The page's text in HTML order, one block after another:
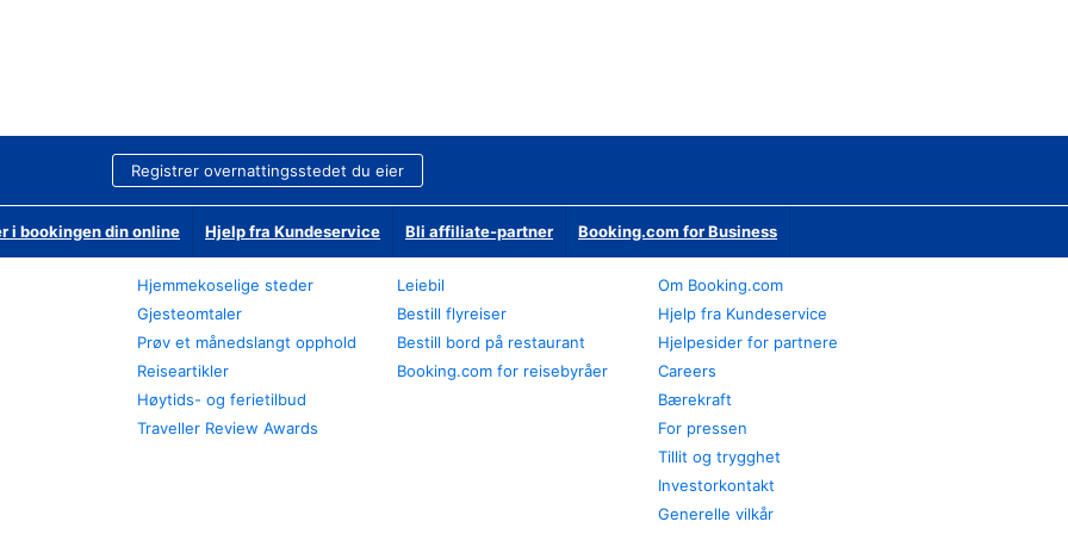
Registrer overnattingsstedet du eier
i bookingen din online Hjelp fra Kundeservice Bli affiliate-partner Booking.com for Business
Hjemmekoselige steder
Gjesteomtaler
Prøv et månedslangt opphold
Reiseartikler
Høytids- og ferietilbud
Traveller Review Awards
Leiebil
Bestill flyreiser
Bestill bord på restaurant
Booking.com for reisebyråer
Om Booking.com
Hjelp fra Kundeservice
Hjelpesider for partnere
Careers
Bærekraft
For pressen
Tillit og trygghet
Investorkontakt
Generelle vilkår